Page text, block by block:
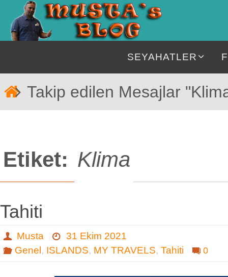
İçeriğe
geç
SEYAHATLER
Takip edilen Mesajlar
Etiket: Klima
Tahiti
Musta
31 Ekim 2021
Genel , ISLANDS, MY TRAVELS, Tahiti 0